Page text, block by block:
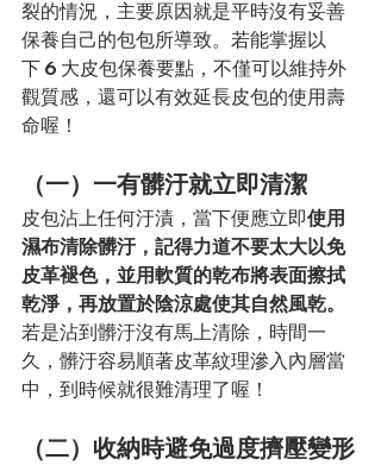
裂的情況，主要原因就是平時沒有妥善
保養自己的包包所導致。若能掌握以
下 6 大皮包保養要點，不僅可以維持外
觀質感，還可以有效延長皮包的使用壽
命喔！
（一）一有髒汙就立即清潔
皮包沾上任何汙漬，當下便應立即使用
濕布清除髒汙，記得力道不要太大以免
皮革褪色，並用軟質的乾布將表面擦拭
乾淨，再放置於陰涼處使其自然風乾。
若是沾到髒汙沒有馬上清除，時間一
久，髒汙容易順著皮革紋理滲入內層當
中，到時候就很難清理了喔！
（二）收納時避免過度擠壓變形